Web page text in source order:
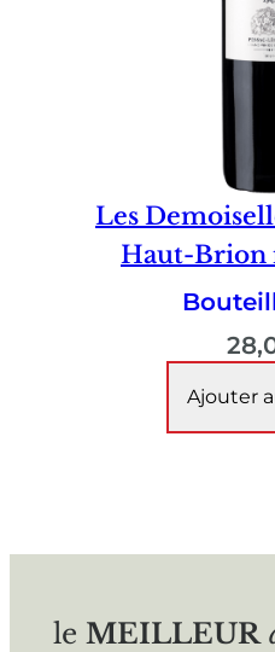
Les
Haut-Brion
Ajouter
le MEILLEUR